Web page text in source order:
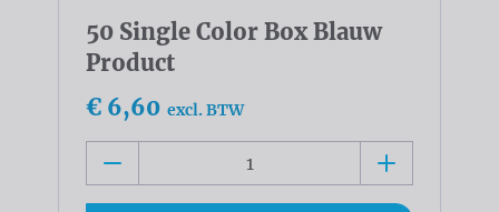
50 Single Color Box Blauw
Product
€ 6,60 excl. BTW